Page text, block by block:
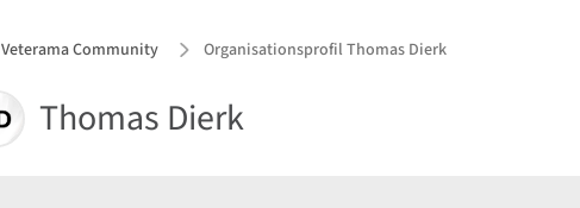
Veterama Community Organisationsprofil Thomas Dierk
Thomas Dierk